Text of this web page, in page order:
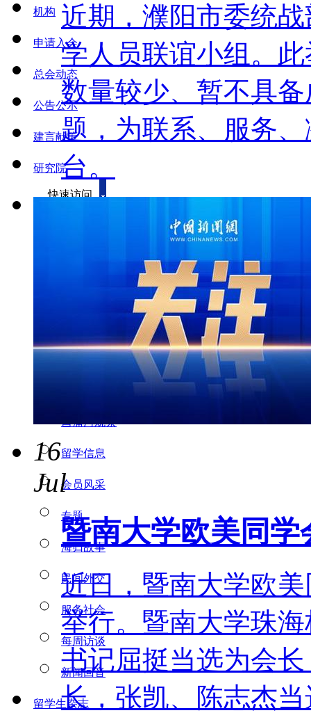
机构
申请入会
总会动态
公告公示
建言献策
研究院
快速访问
学习园地
菖蒲河观察
留学信息
会员风采
专题
海归故事
民间外交
服务社会
每周访谈
新闻回音
留学生杂志
近期，濮阳市委统
学人员联谊小组。
数量较少、暂不具
题，为联系、服务
台。
16
Jul
暨南大学欧美同
近日，暨南大学欧
举行。暨南大学珠
书记屈挺当选为会
长，张凯、陈志杰